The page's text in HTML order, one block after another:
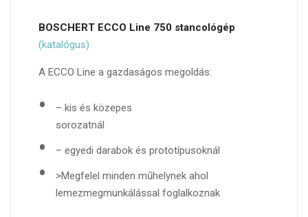
Tudástár
Hírek
Kapcsolat
BOSCHERT ECCO Line 750 stancológép
(katalógus)
A ECCO Line a gazdaságos megoldás:
– kis és közepes
sorozatnál
– egyedi darabok és prototípusoknál
>Megfelel minden műhelynek ahol
lemezmegmunkálással foglalkoznak